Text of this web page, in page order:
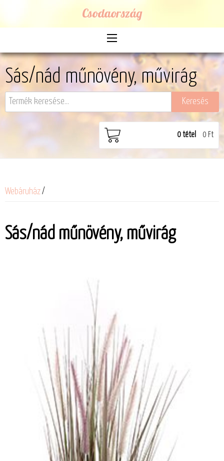
Csodaország
Sás/nád műnövény, művirág
0tétel 0 Ft
Webáruház/
Sás/nád műnövény, művirág